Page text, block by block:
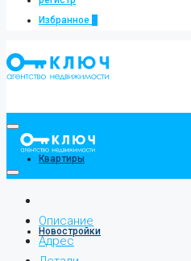
Избранное
Квартиры
Новостройки
Описание
Адрес